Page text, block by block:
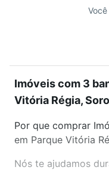
Imóveis com 3
Vitória Régia,
Por que comprar
em Parque Vitória
Nós te ajudamos